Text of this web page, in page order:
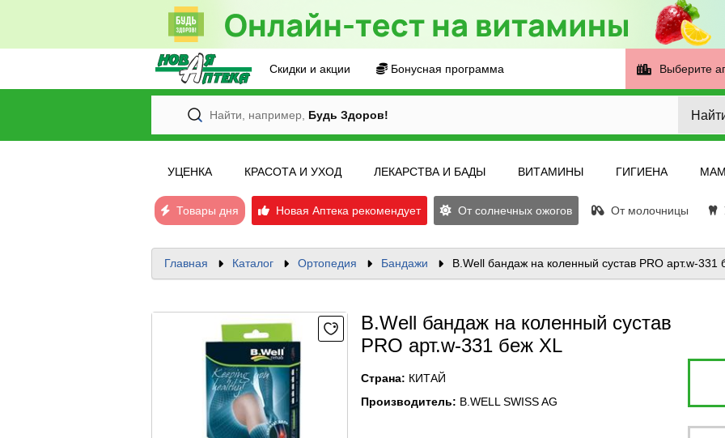
Скидки и акции Бонусная программа Выберите
Найти, например, Будь Здоров!
УЦЕНКА КРАСОТА И УХОД ЛЕКАРСТВА И БАДЫ ВИТАМИНЫ ГИГИЕНА
Товары дня Новая Аптека рекомендует От солнечных ожогов От молочницы
Главная Каталог Ортопедия Бандажи B.Well бандаж на коленный сустав PRO арт.w-331
B.Well бандаж на коленный сустав
PRO арт.w-331 беж XL
Страна: КИТАЙ
Производитель: B.WELL SWISS AG